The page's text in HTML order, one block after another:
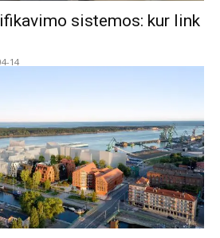
sistemos: kur link
14